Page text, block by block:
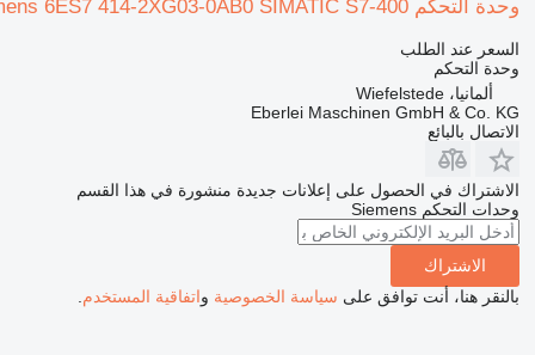
وحدة التحكم Siemens 6ES7 414-2XG03-0AB0 SIMATIC S7-400 لـ المعدات الصناعية
السعر عند الطلب
وحدة التحكم
ألمانيا، Wiefelstede
Eberlei Maschinen GmbH & Co. KG
الاتصال بالبائع
الاشتراك في الحصول على إعلانات جديدة منشورة في هذا القسم
وحدات التحكم Siemens
الاشتراك
بالنقر هنا، أنت توافق على سياسة الخصوصية واتفاقية المستخدم